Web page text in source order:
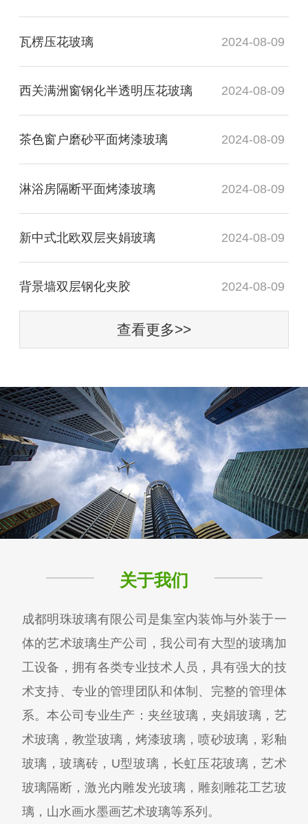
瓦楞压花玻璃 2024-08-09
西关满洲窗钢化半透明压花玻璃 2024-08-09
茶色窗户磨砂平面烤漆玻璃 2024-08-09
淋浴房隔断平面烤漆玻璃 2024-08-09
新中式北欧双层夹娟玻璃 2024-08-09
背景墙双层钢化夹胶 2024-08-09
查看更多>>
关于我们
成都明珠玻璃有限公司是集室内装饰与外装于一
体的艺术玻璃生产公司，我公司有大型的玻璃加
工设备，拥有各类专业技术人员，具有强大的技
术支持、专业的管理团队和体制、完整的管理体
系。本公司专业生产：夹丝玻璃，夹娟玻璃，艺
术玻璃，教堂玻璃，烤漆玻璃，喷砂玻璃，彩釉
玻璃，玻璃砖，U型玻璃，长虹压花玻璃，艺术
玻璃隔断，激光内雕发光玻璃，雕刻雕花工艺玻
璃，山水画水墨画艺术玻璃等系列。